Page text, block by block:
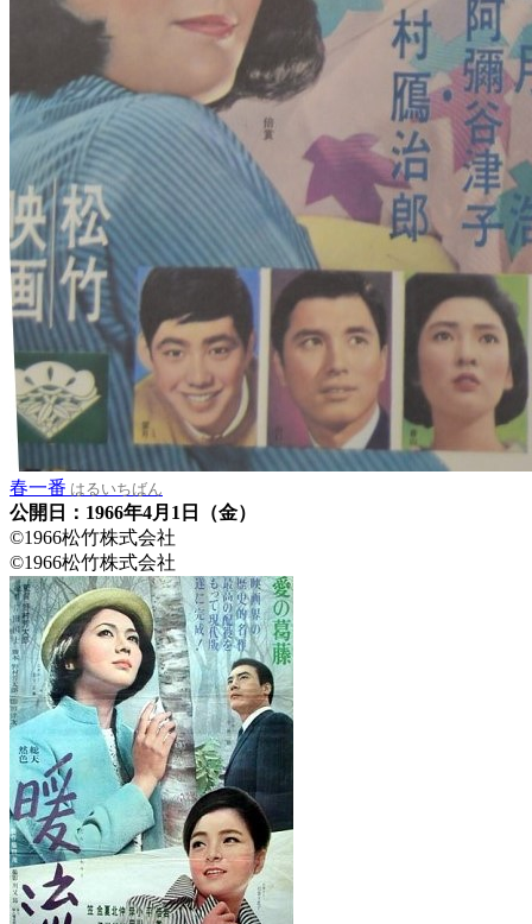
春一番 はるいちばん
公開日：1966年4月1日（金）
©1966松竹株式会社
©1966松竹株式会社